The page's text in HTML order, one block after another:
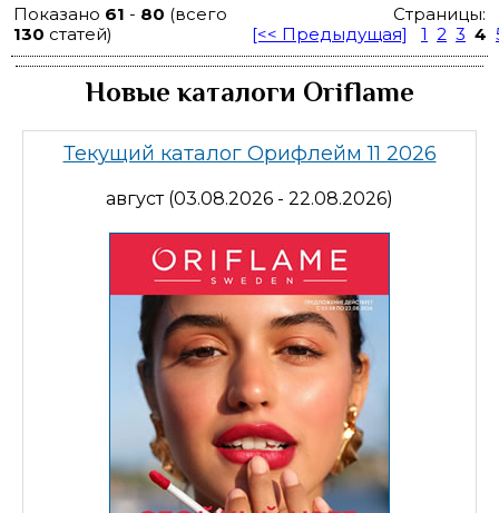
Показано 61 - 80 (всего
130 статей)
Страницы:
[<< Предыдущая]
1 2 3 4
Новые каталоги Oriflame
Текущий каталог Орифлейм 11 2026
август (03.08.2026 - 22.08.2026)